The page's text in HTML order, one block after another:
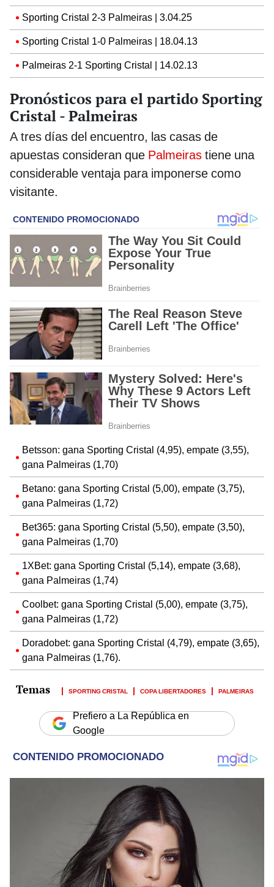
Sporting Cristal 2-3 Palmeiras | 3.04.25
Sporting Cristal 1-0 Palmeiras | 18.04.13
Palmeiras 2-1 Sporting Cristal | 14.02.13
Pronósticos para el partido Sporting
Cristal - Palmeiras
A tres días del encuentro, las casas de
apuestas consideran que Palmeiras tiene una
considerable ventaja para imponerse como
visitante.
Betsson: gana Sporting Cristal (4,95), empate (3,55),
gana Palmeiras (1,70)
Betano: gana Sporting Cristal (5,00), empate (3,75),
gana Palmeiras (1,72)
Bet365: gana Sporting Cristal (5,50), empate (3,50),
gana Palmeiras (1,70)
1XBet: gana Sporting Cristal (5,14), empate (3,68),
gana Palmeiras (1,74)
Coolbet: gana Sporting Cristal (5,00), empate (3,75),
gana Palmeiras (1,72)
Doradobet: gana Sporting Cristal (4,79), empate (3,65),
gana Palmeiras (1,76).
SPORTING CRISTAL COPA LIBERTADORES PALMEIRAS
Prefiero a La República en
Google